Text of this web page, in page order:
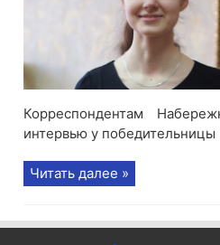
Корреспондентам
интервью у
Читать далее »